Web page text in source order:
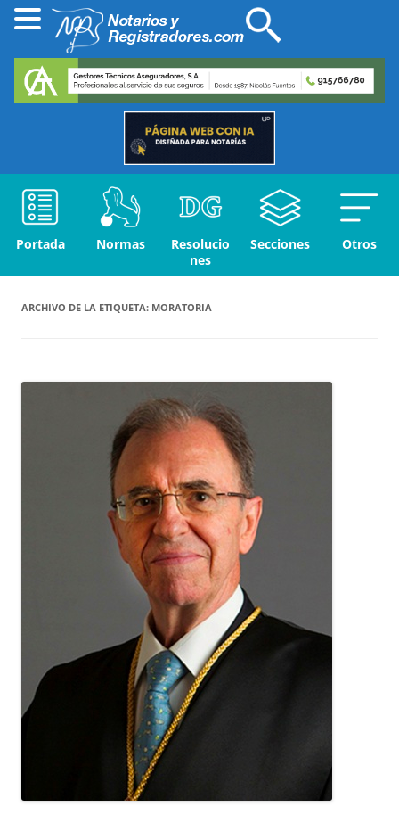
Portada Normas
Resolucio
nes
Secciones Otros
ARCHIVO DE LA ETIQUETA: MORATORIA